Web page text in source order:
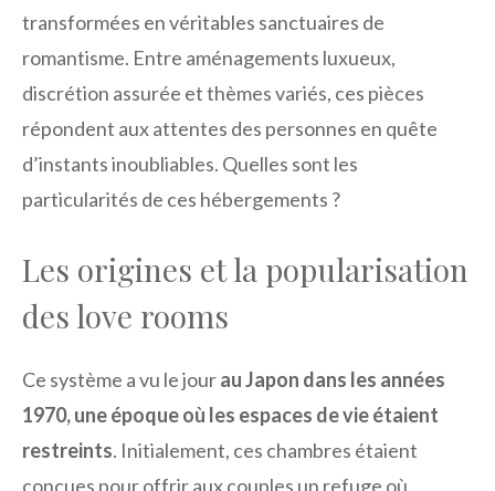
transformées en véritables sanctuaires de
romantisme. Entre aménagements luxueux,
discrétion assurée et thèmes variés, ces pièces
répondent aux attentes des personnes en quête
d’instants inoubliables. Quelles sont les
particularités de ces hébergements ?
Les origines et la popularisation
des love rooms
Ce système a vu le jourau Japon dans les années
1970, une époque où les espaces de vie étaient
restreints. Initialement, ces chambres étaient
conçues pour offrir aux couples un refuge où